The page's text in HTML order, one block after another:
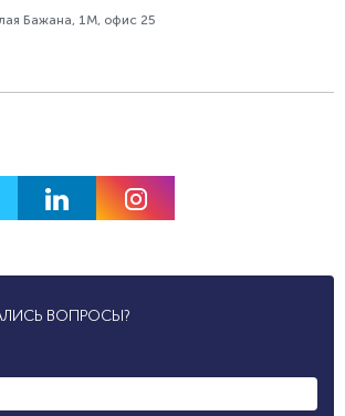
Бажана, 1М, офис 25
ВОПРОСЫ?